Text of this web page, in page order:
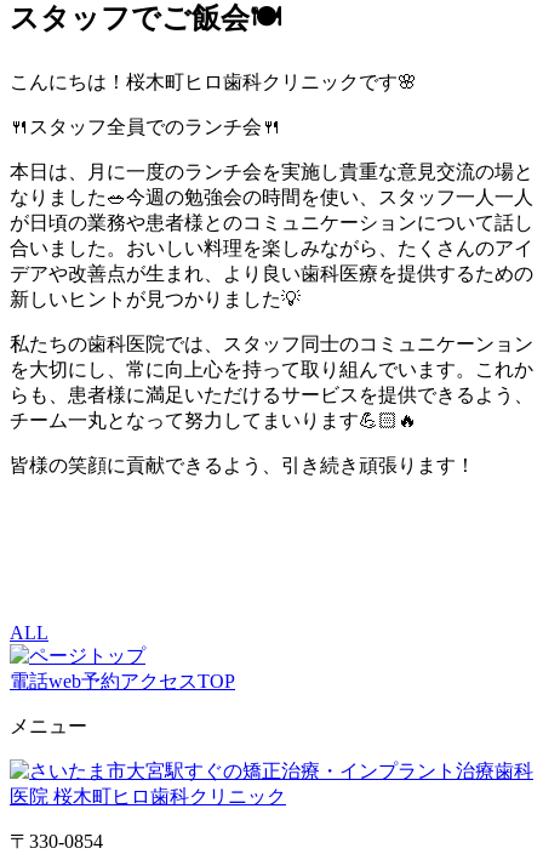
スタッフでご飯会🍽
こんにちは！桜木町ヒロ歯科クリニックです🌸
🍴スタッフ全員でのランチ会🍴
本日は、月に一度のランチ会を実施し貴重な意見交流の場と
なりました🥗今週の勉強会の時間を使い、スタッフ一人一人
が日頃の業務や患者様とのコミュニケーションについて話し
合いました。おいしい料理を楽しみながら、たくさんのアイ
デアや改善点が生まれ、より良い歯科医療を提供するための
新しいヒントが見つかりました💡
私たちの歯科医院では、スタッフ同士のコミュニケーンョン
を大切にし、常に向上心を持って取り組んでいます。これか
らも、患者様に満足いただけるサービスを提供できるよう、
チーム一丸となって努力してまいります💪🏻🔥
皆様の笑顔に貢献できるよう、引き続き頑張ります！
ALL
電話web予約アクセスTOP
メニュー
〒330-0854